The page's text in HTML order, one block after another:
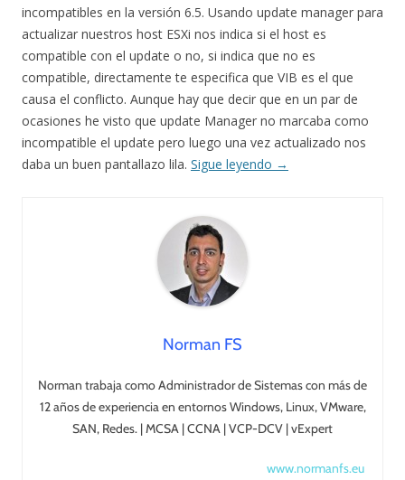
incompatibles en la versión 6.5. Usando update manager para
actualizar nuestros host ESXi nos indica si el host es
compatible con el update o no, si indica que no es
compatible, directamente te especifica que VIB es el que
causa el conflicto. Aunque hay que decir que en un par de
ocasiones he visto que update Manager no marcaba como
incompatible el update pero luego una vez actualizado nos
daba un buen pantallazo lila. Sigue leyendo →
Norman FS
Norman trabaja como Administrador de Sistemas con más de
12 años de experiencia en entornos Windows, Linux, VMware,
SAN, Redes. | MCSA | CCNA | VCP-DCV | vExpert
www.normanfs.eu